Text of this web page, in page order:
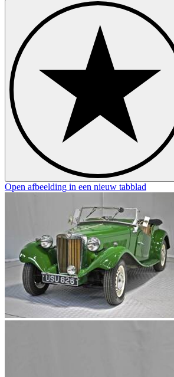
Open afbeelding in een nieuw tabblad